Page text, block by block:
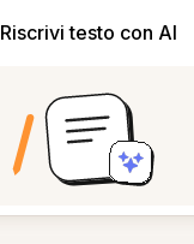
Riscrivi testo con AI